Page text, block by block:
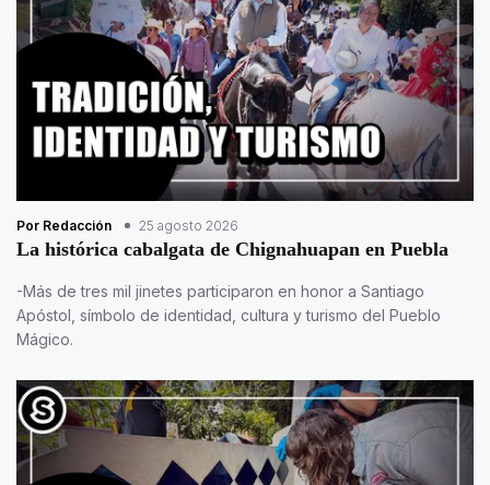
Por Redacción 25 agosto 2026
La histórica cabalgata de Chignahuapan en Puebla
-Más de tres mil jinetes participaron en honor a Santiago
Apóstol, símbolo de identidad, cultura y turismo del Pueblo
Mágico.